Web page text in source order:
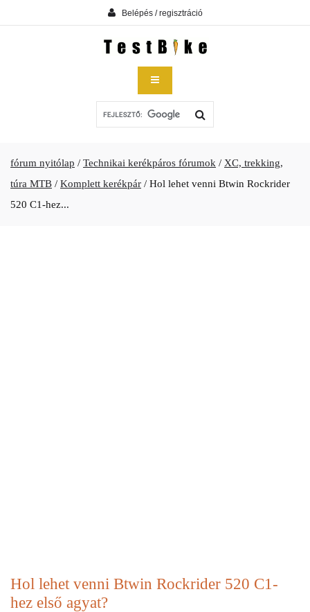
Belépés / regisztráció
fórum nyitólap / Technikai kerékpáros fórumok / XC, trekking,
túra MTB / Komplett kerékpár / Hol lehet venni Btwin Rockrider
520 C1-hez...
Hol lehet venni Btwin Rockrider 520 C1-
hez első agyat?